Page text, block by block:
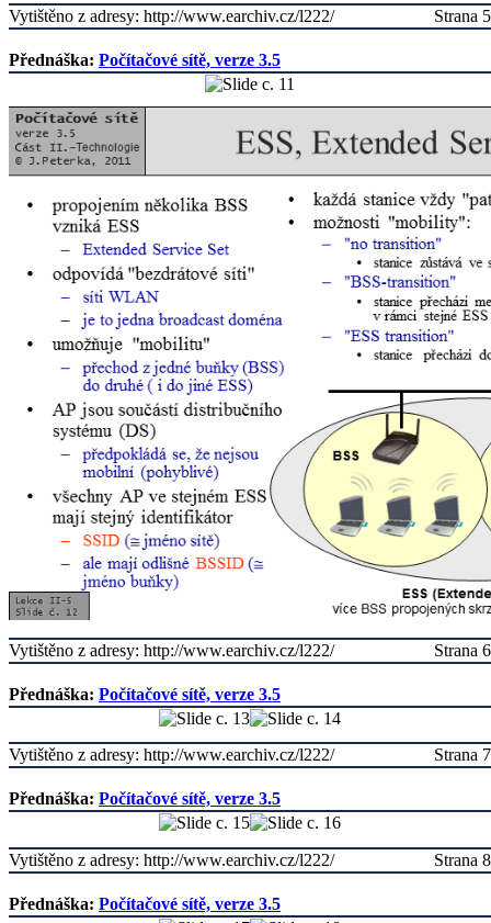
Strana 5
Vytištěno z adresy: http://www.earchiv.cz/l222/
Přednáška: Počítačové sítě, verze 3.5
Strana 6
Vytištěno z adresy: http://www.earchiv.cz/l222/
Přednáška: Počítačové sítě, verze 3.5
Strana 7
Vytištěno z adresy: http://www.earchiv.cz/l222/
Přednáška: Počítačové sítě, verze 3.5
Strana 8
Vytištěno z adresy: http://www.earchiv.cz/l222/
Přednáška: Počítačové sítě, verze 3.5